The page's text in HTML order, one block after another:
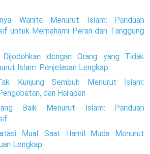
Wanita Menurut Islam: Panduan
untuk Memahami Peran dan Tanggung
dengan Orang yang Tidak
Islam: Penjelasan Lengkap
Kunjung Sembuh Menurut Islam:
dan Harapan
Baik Menurut Islam: Panduan
Mual Saat Hamil Muda Menurut
Lengkap